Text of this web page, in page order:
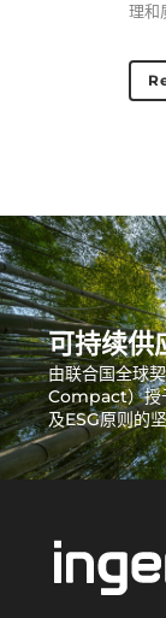
理和
可持续供
由联合国全球
Compact）授
及ESG原则的